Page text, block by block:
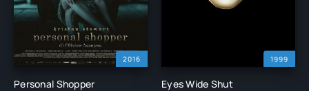
2016
Personal Shopper
1999
Eyes Wide Shut